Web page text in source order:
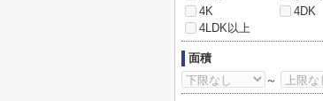
4K
4DK
4LDK以上
面積
～